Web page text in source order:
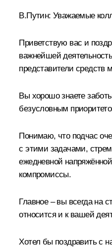
В.Путин: Уважаемые
Приветствую вас и
важнейшей
представители
Вы хорошо знаете
безусловным
Понимаю, что подчас
с этими задачами,
ежедневной
компромиссы.
Главное – вы всегда на
относится и к вашей
Хотел бы поздравить с